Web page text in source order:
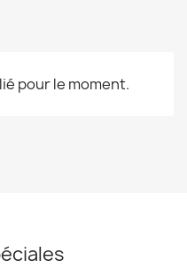
pour le moment.